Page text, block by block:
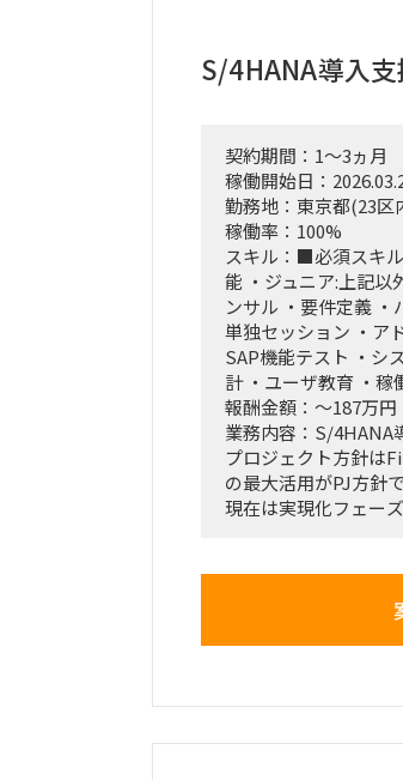
S/4HANA導入
契約期間：1～3ヵ月
稼働開始日：
勤務地：東京都(23区
稼働率：100%
スキル：■必須スキ
能 ・ジュニア:上記
ンサル ・要件定義
単独セッション ・ア
SAP機能テスト ・シ
計 ・ユーザ教育 ・稼
報酬金額：～187万円
業務内容：S/4HANA
プロジェクト方針は
の最大活用がPJ方針で
現在は実現化フェー
追加アドオン等の実
①プロジェクト管理